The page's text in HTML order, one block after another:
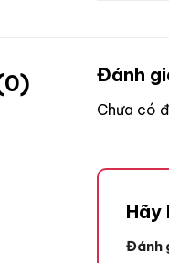
Đánh
Chưa có
Hãy
Đánh